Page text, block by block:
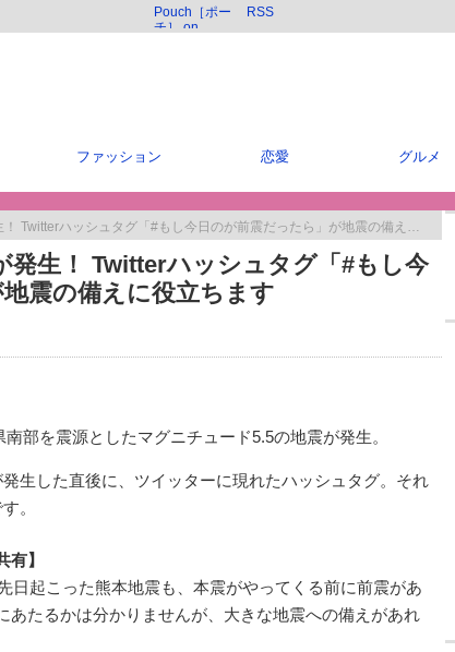
Pouch［ポー
チ］ on
RSS
ファッション 恋愛 グルメ
ハッシュタグ「#もし今日のが前震だったら」が地震の備えに役立ちます
発生！ Twitterハッシュタグ「#もし今
震の備えに役立ちます
部を震源としたマグニチュード5.5の地震が発生。
生した直後に、ツイッターに現れたハッシュタグ。それ
。
】
日起こった熊本地震も、本震がやってくる前に前震があ
あたるかは分かりませんが、大きな地震への備えがあれ